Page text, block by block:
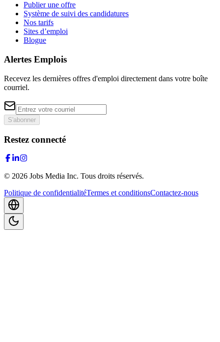
Publier une offre
Système de suivi des candidatures
Nos tarifs
Sites d’emploi
Blogue
Alertes Emplois
Recevez les dernières offres d'emploi directement dans votre boîte
courriel.
S'abonner
Restez connecté
© 2026 Jobs Media Inc. Tous droits réservés.
Politique de confidentialitéTermes et conditionsContactez-nous